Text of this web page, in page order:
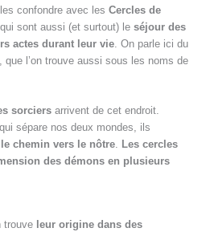
confondre avec les Cercles de
qui sont aussi (et surtout) le séjour des
actes durant leur vie . On parle ici du
l’on trouve aussi sous les noms de
sorciers arrivent de cet endroit.
sépare nos deux mondes, ils
chemin vers le nôtre. Les cercles
des démons en plusieurs
trouve leur origine dans des